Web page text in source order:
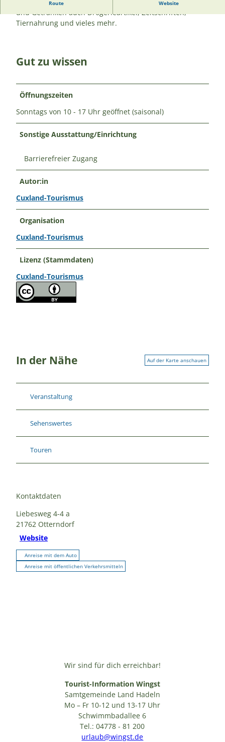
Route Website
und Getränken auch Drogerieartikel, Zeitschriften,
Tiernahrung und vieles mehr.
Gut zu wissen
Öffnungszeiten
Sonntags von 10 - 17 Uhr geöffnet (saisonal)
Sonstige Ausstattung/Einrichtung
Barrierefreier Zugang
Autor:in
Cuxland-Tourismus
Organisation
Cuxland-Tourismus
Lizenz (Stammdaten)
Cuxland-Tourismus
In der Nähe Auf der Karte anschauen
Veranstaltung
Sehenswertes
Touren
Kontaktdaten
Liebesweg 4-4 a
21762 Otterndorf
Website
Anreise mit dem Auto
Anreise mit öffentlichen Verkehrsmitteln
Wir sind für dich erreichbar!
Tourist-Information Wingst
Samtgemeinde Land Hadeln
Mo – Fr 10-12 und 13-17 Uhr
Schwimmbadallee 6
Tel.: 04778 - 81 200
urlaub@wingst.de